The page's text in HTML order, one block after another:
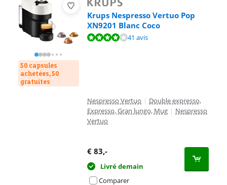
50 capsules
achetées, 50
gratuites
Krups Nespresso Vertuo Pop
XN9201 Blanc Coco
La note est de 8,1 sur 10, basée sur 41 avis.41 avis
Nespresso Vertuo | Double expresso,
Expresso, Gran lungo, Mug | Nespresso
Vertuo
€ 83,-
Livré demain
Comparer